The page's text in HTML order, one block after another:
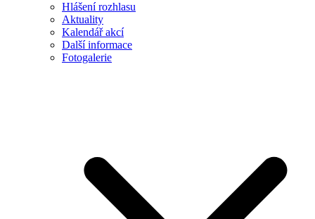
Hlášení rozhlasu
Aktuality
Kalendář akcí
Další informace
Fotogalerie